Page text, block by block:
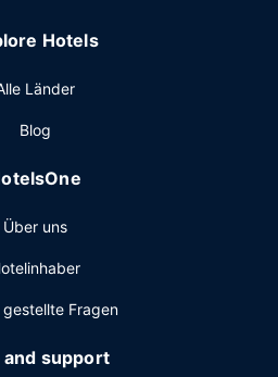
Parken ohne Service
Hotels
Länder
Blog
Über uns
Fragen
and support